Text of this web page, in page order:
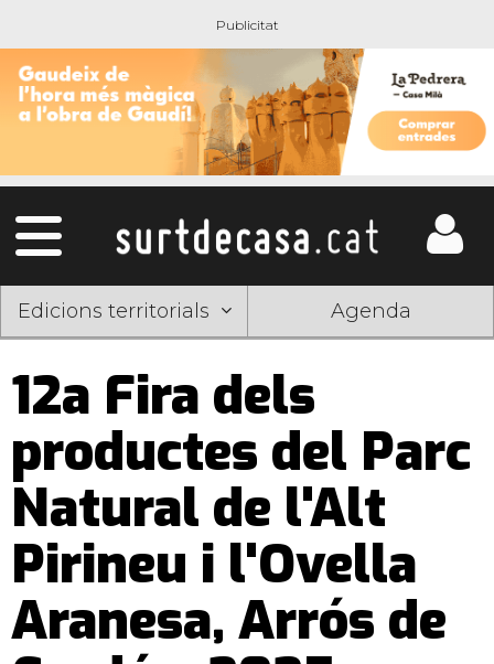
Edicions territorials Agenda
12a Fira dels
productes del Parc
Natural de l'Alt
Pirineu i l'Ovella
Aranesa, Arrós de